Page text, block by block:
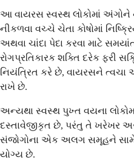
આ વાયરસ સ્વસ્થ લોકોમાં અંગોને
નીકળવા વચ્ચે ચેતા કોષોમાં
અથવા ચાંદા પેદા કરવા માટે
રોગપ્રતિકારક શક્તિ દરેક ફરી
નિયંત્રિત કરે છે, વાયરસને ત્વચા
રાખે છે.
અન્યથા સ્વસ્થ પુખ્ત વયના
દસ્તાવેજીકૃત છે, પરંતુ તે ખરેખર
સંજોગોના એક અલગ સમૂહને
યોગ્ય છે.